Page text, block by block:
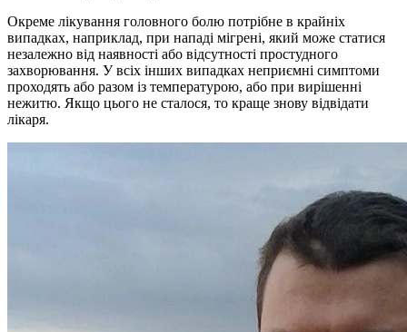
Окреме лікування головного болю потрібне в крайніх
випадках, наприклад, при нападі мігрені, який може статися
незалежно від наявності або відсутності простудного
захворювання. У всіх інших випадках неприємні симптоми
проходять або разом із температурою, або при вирішенні
нежитю. Якщо цього не сталося, то краще знову відвідати
лікаря.